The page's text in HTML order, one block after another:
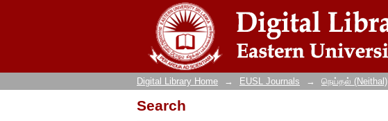
Search
Digital Library Home → EUSL Journals → நெய்தல் (Neithal)
Search